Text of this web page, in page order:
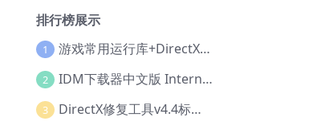
排行榜展示
1 游戏常用运行库+DirectX修复增强版
2 IDM下载器中文版 Internet Download Manager v6.42.36 IDM
3 DirectX修复工具v4.4标准版+增强版+在线修复版